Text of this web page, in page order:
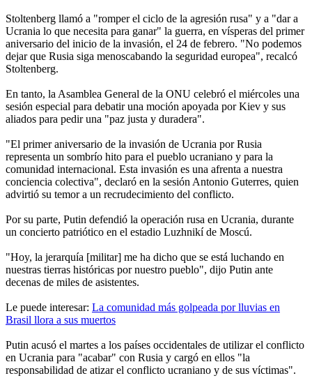
Stoltenberg llamó a "romper el ciclo de la agresión rusa" y a "dar a
Ucrania lo que necesita para ganar" la guerra, en vísperas del primer
aniversario del inicio de la invasión, el 24 de febrero. "No podemos
dejar que Rusia siga menoscabando la seguridad europea", recalcó
Stoltenberg.
En tanto, la Asamblea General de la ONU celebró el miércoles una
sesión especial para debatir una moción apoyada por Kiev y sus
aliados para pedir una "paz justa y duradera".
"El primer aniversario de la invasión de Ucrania por Rusia
representa un sombrío hito para el pueblo ucraniano y para la
comunidad internacional. Esta invasión es una afrenta a nuestra
conciencia colectiva", declaró en la sesión Antonio Guterres, quien
advirtió su temor a un recrudecimiento del conflicto.
Por su parte, Putin defendió la operación rusa en Ucrania, durante
un concierto patriótico en el estadio Luzhnikí de Moscú.
"Hoy, la jerarquía [militar] me ha dicho que se está luchando en
nuestras tierras históricas por nuestro pueblo", dijo Putin ante
decenas de miles de asistentes.
Le puede interesar: La comunidad más golpeada por lluvias en
Brasil llora a sus muertos
Putin acusó el martes a los países occidentales de utilizar el conflicto
en Ucrania para "acabar" con Rusia y cargó en ellos "la
responsabilidad de atizar el conflicto ucraniano y de sus víctimas".